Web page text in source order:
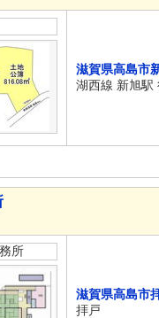
滋賀県高島市
湖西線 新旭駅
所
滋賀県高島市
拝戸